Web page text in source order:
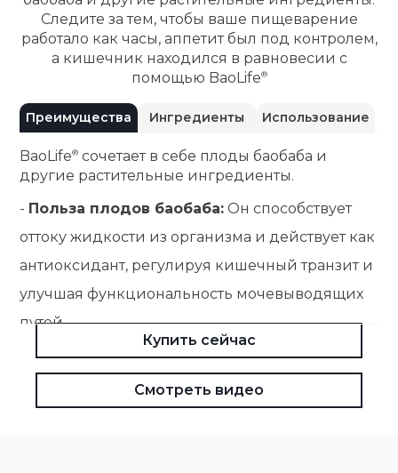
Следите за тем, чтобы ваше пищеварение
работало как часы, аппетит был под контролем,
а кишечник находился в равновесии с
помощью BaoLife
Преимущества Ингредиенты Использование
BaoLife сочетает в себе плоды баобаба и
другие растительные ингредиенты.
- Польза плодов баобаба: Он способствует
оттоку жидкости из организма и действует как
антиоксидант, регулируя кишечный транзит и
улучшая функциональность мочевыводящих
путей.
Польза плодов ацеролы:
повышения естественных защитных сил
организма, способствует восстановлению сил
Купить сейчас
Смотреть видео